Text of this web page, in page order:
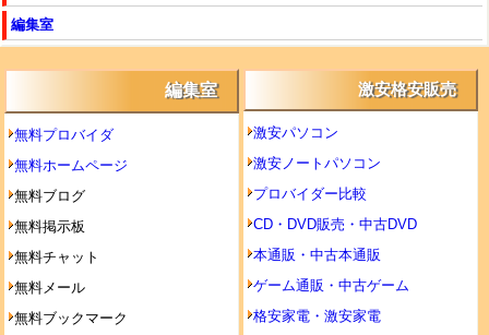
編集室
編集室
無料プロバイダ
無料ホームページ
無料ブログ
無料掲示板
無料チャット
無料メール
無料ブックマーク
激安格安販売
激安パソコン
激安ノートパソコン
プロバイダー比較
CD・DVD販売・中古DVD
本通販・中古本通販
ゲーム通販・中古ゲーム
格安家電・激安家電